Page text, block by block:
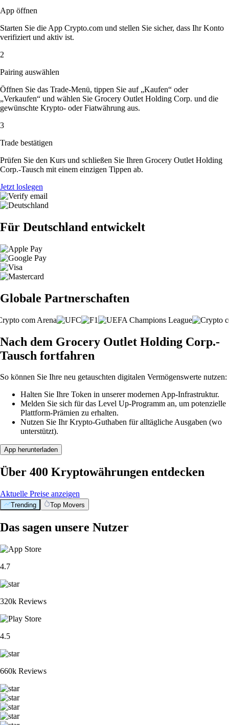
App öffnen
Starten Sie die App Crypto.com und stellen Sie sicher, dass Ihr Konto
verifiziert und aktiv ist.
2
Pairing auswählen
Öffnen Sie das Trade-Menü, tippen Sie auf „Kaufen“ oder
„Verkaufen“ und wählen Sie Grocery Outlet Holding Corp. und die
gewünschte Krypto- oder Fiatwährung aus.
3
Trade bestätigen
Prüfen Sie den Kurs und schließen Sie Ihren Grocery Outlet Holding
Corp.-Tausch mit einem einzigen Tippen ab.
Jetzt loslegen
Für Deutschland entwickelt
Globale Partnerschaften
Nach dem Grocery Outlet Holding Corp.-
Tausch fortfahren
So können Sie Ihre neu getauschten digitalen Vermögenswerte nutzen:
Halten Sie Ihre Token in unserer modernen App-Infrastruktur.
Melden Sie sich für das Level Up-Programm an, um potenzielle
Plattform-Prämien zu erhalten.
Nutzen Sie Ihr Krypto-Guthaben für alltägliche Ausgaben (wo
unterstützt).
App herunterladen
Über 400 Kryptowährungen entdecken
Aktuelle Preise anzeigen
Trending Top Movers
Das sagen unsere Nutzer
4.7
320k Reviews
4.5
660k Reviews